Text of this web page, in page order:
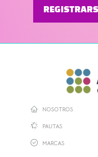
NOSOTROS
PAUTAS
MARCAS